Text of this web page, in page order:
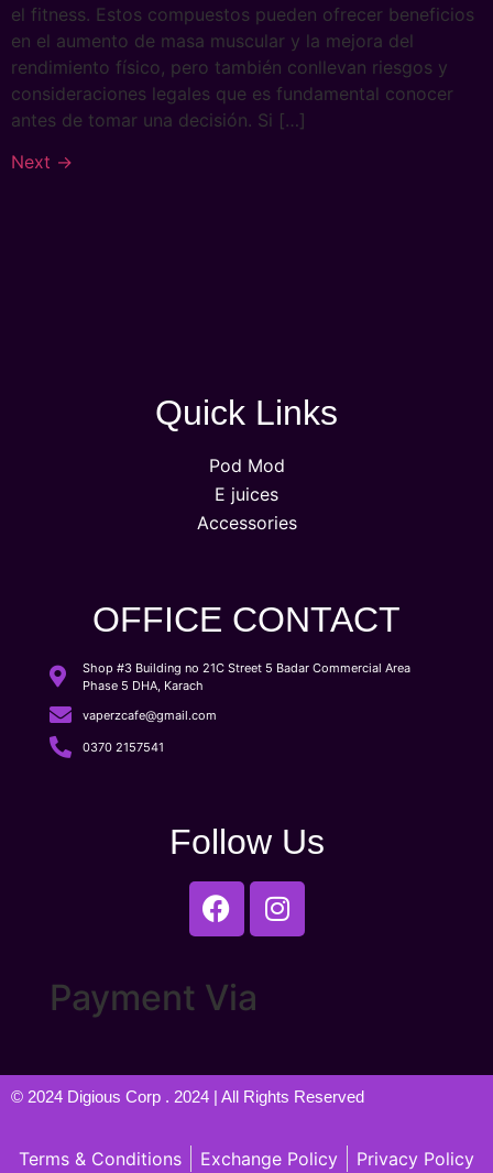
el fitness. Estos compuestos pueden ofrecer beneficios
en el aumento de masa muscular y la mejora del
rendimiento físico, pero también conllevan riesgos y
consideraciones legales que es fundamental conocer
antes de tomar una decisión. Si […]
Next →
Quick Links
Pod Mod
E juices
Accessories
OFFICE CONTACT
Shop #3 Building no 21C Street 5 Badar Commercial Area
Phase 5 DHA, Karach
vaperzcafe@gmail.com
0370 2157541
Follow Us
Payment Via
© 2024 Digious Corp . 2024 | All Rights Reserved
Terms & Conditions Exchange Policy Privacy Policy